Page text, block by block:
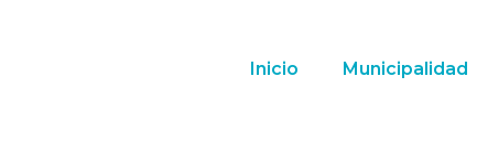
Inicio Municipalidad